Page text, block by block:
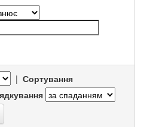
| Сортування